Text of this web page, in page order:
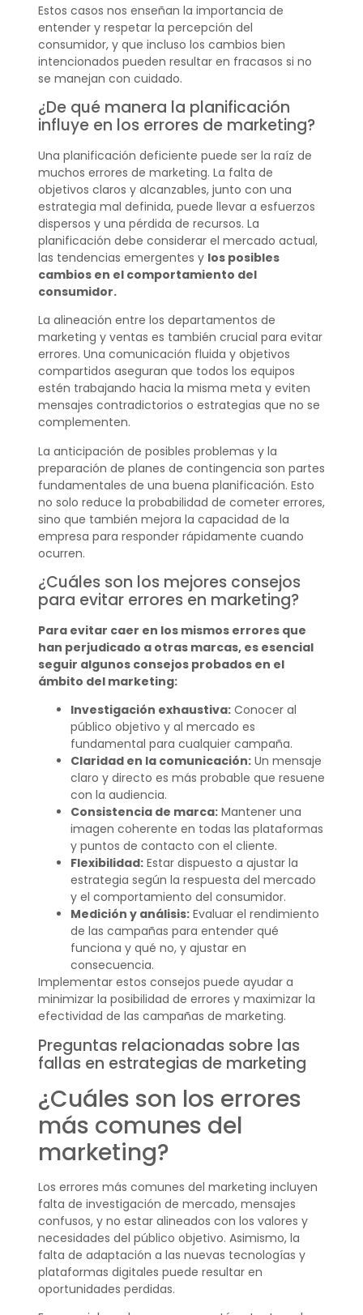
Estos casos nos enseñan la importancia de
entender y respetar la percepción del
consumidor, y que incluso los cambios bien
intencionados pueden resultar en fracasos si no
se manejan con cuidado.
¿De qué manera la planificación
influye en los errores de marketing?
Una planificación deficiente puede ser la raíz de
muchos errores de marketing. La falta de
objetivos claros y alcanzables, junto con una
estrategia mal definida, puede llevar a esfuerzos
dispersos y una pérdida de recursos. La
planificación debe considerar el mercado actual,
las tendencias emergentes y los posibles
cambios en el comportamiento del
consumidor.
La alineación entre los departamentos de
marketing y ventas es también crucial para evitar
errores. Una comunicación fluida y objetivos
compartidos aseguran que todos los equipos
estén trabajando hacia la misma meta y eviten
mensajes contradictorios o estrategias que no se
complementen.
La anticipación de posibles problemas y la
preparación de planes de contingencia son partes
fundamentales de una buena planificación. Esto
no solo reduce la probabilidad de cometer errores,
sino que también mejora la capacidad de la
empresa para responder rápidamente cuando
ocurren.
¿Cuáles son los mejores consejos
para evitar errores en marketing?
Para evitar caer en los mismos errores que
han perjudicado a otras marcas, es esencial
seguir algunos consejos probados en el
ámbito del marketing:
Investigación exhaustiva:Conocer al
público objetivo y al mercado es
fundamental para cualquier campaña.
Claridad en la comunicación:Un mensaje
claro y directo es más probable que resuene
con la audiencia.
Consistencia de marca:Mantener una
imagen coherente en todas las plataformas
y puntos de contacto con el cliente.
Flexibilidad:Estar dispuesto a ajustar la
estrategia según la respuesta del mercado
y el comportamiento del consumidor.
Medición y análisis:Evaluar el rendimiento
de las campañas para entender qué
funciona y qué no, y ajustar en
consecuencia.
Implementar estos consejos puede ayudar a
minimizar la posibilidad de errores y maximizar la
efectividad de las campañas de marketing.
Preguntas relacionadas sobre las
fallas en estrategias de marketing
¿Cuáles son los errores
más comunes del
marketing?
Los errores más comunes del marketing incluyen
falta de investigación de mercado, mensajes
confusos, y no estar alineados con los valores y
necesidades del público objetivo. Asimismo, la
falta de adaptación a las nuevas tecnologías y
plataformas digitales puede resultar en
oportunidades perdidas.